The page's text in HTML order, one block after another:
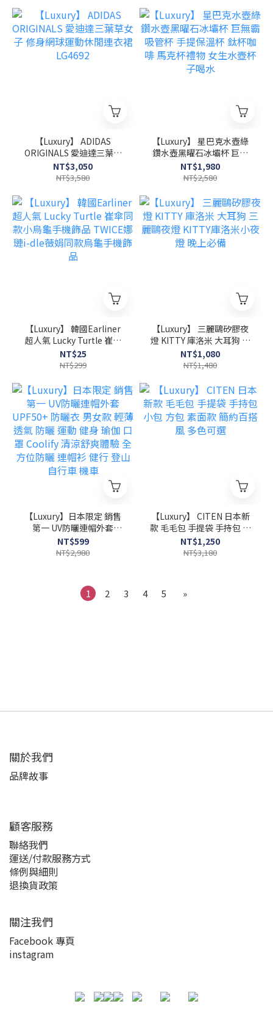
夫格親夫短袖
念卡 球員卡
【Luxury】 ADIDAS
ORIGINALS 愛迪達三葉草
女子 修身網球運動休閒連
衣裙 LG4692
NT$3,050
NT$3,580
【Luxury】 星巴克水壺綠
鑽水壺黑曜石冰壩杯 巨無
霸吸管杯 手提保溫杯 鈦杯
咖啡 馬克杯禮物 女生水壺
NT$1,980
NT$2,580
【Luxury】 韓國Earliner
超人氣 Lucky Turtle 崔傘
同款小烏龜手機飾品
TWICE娜璉i-dle薇娟同款
NT$25
NT$299
【Luxury】 三麗鷗矽膠夜
燈 KITTY 庫洛米 大耳狗 三
麗鷗夜燈 KITTY庫洛米小夜
燈 晚上必備
NT$1,080
NT$1,480
【Luxury】日本限定 銷售
第一 UV防曬連帽外套
UPF50+ 防曬衣 男女款 輕
薄透氣 防曬 運動 健身 瑜伽
山 自行車 機車
NT$599
NT$2,980
【Luxury】 CITEN 日本新
款 毛毛包 手提袋 手持包 小
包 方包 素面款 簡約百搭風
多色可選
NT$1,250
NT$3,180
1 2 3 4 5 »
關於我們
品牌故事
顧客服務
聯絡我們
運送/付款服務方式
條例與細則
退換貨政策
關注我們
Facebook 專頁
instagram